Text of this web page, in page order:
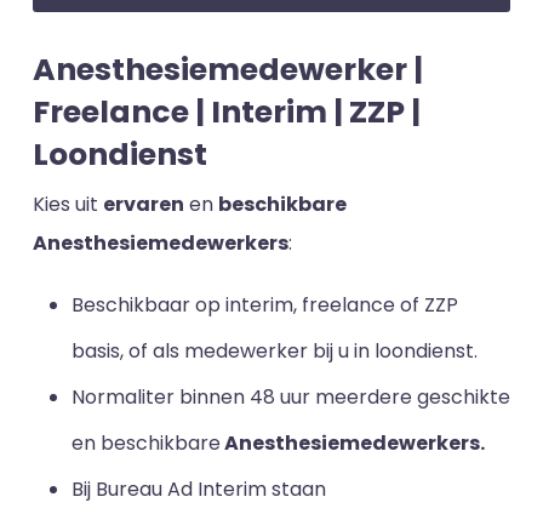
Anesthesiemedewerker |
Freelance | Interim | ZZP |
Loondienst
Kies uit ervaren en beschikbare
Anesthesiemedewerkers:
Beschikbaar op interim, freelance of ZZP
basis, of als medewerker bij u in loondienst.
Normaliter binnen 48 uur meerdere geschikte
en beschikbareAnesthesiemedewerkers.
Bij Bureau Ad Interim staan